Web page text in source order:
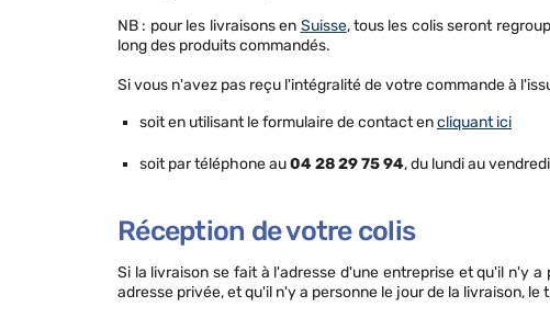
NB : pour les livraisons en Suisse, tous les colis seront
long des produits commandés.
Si vous n'avez pas reçu l'intégralité de votre commande à
soit en utilisant le formulaire de contact encliquant ici
soit par téléphone au04 28 29 75 94, du lundi au
Réception de votre colis
Si la livraison se fait à l'adresse d'une entreprise et qu'il n'y
adresse privée, et qu'il n'y a personne le jour de la livraison,